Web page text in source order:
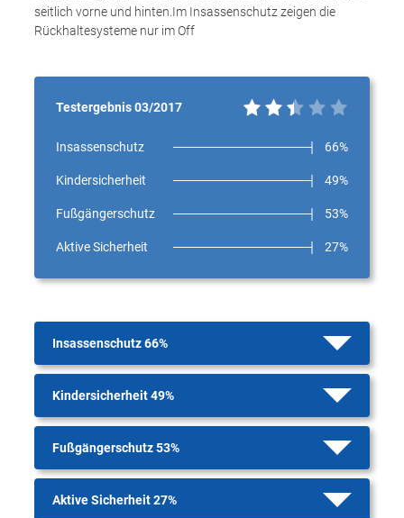
seitlich vorne und hinten.Im Insassenschutz zeigen die
Rückhaltesysteme nur im Off
Testergebnis 03/2017
Insassenschutz 66%
Kindersicherheit 49%
Fußgängerschutz 53%
Aktive Sicherheit 27%
Insassenschutz 66%
Kindersicherheit 49%
Fußgängerschutz 53%
Aktive Sicherheit 27%